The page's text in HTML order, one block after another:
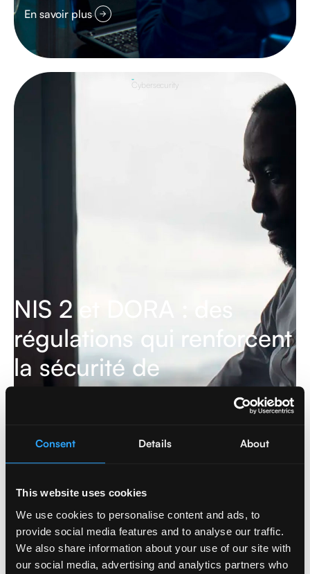
Consent Details About
This website uses cookies
We use cookies to personalise content and ads, to
provide social media features and to analyse our traffic.
We also share information about your use of our site with
our social media, advertising and analytics partners who
En savoir plus
Cybersecurity
NIS 2 et DORA : des
régulations qui renforcent
la sécurité de
l'information en Europe
Cybersecurity